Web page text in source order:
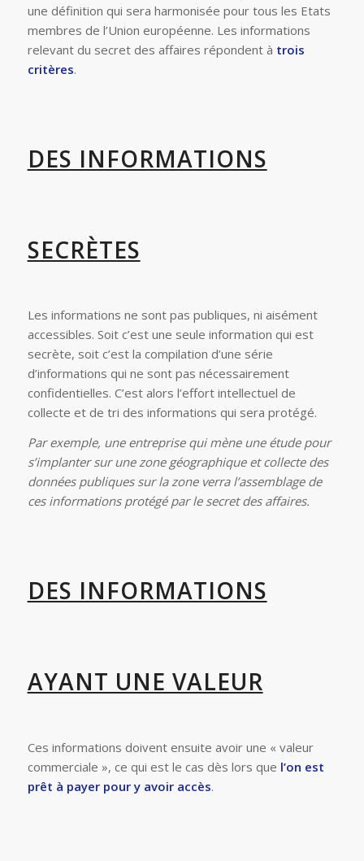
une définition qui sera harmonisée pour tous les Etats
membres de l’Union européenne. Les informations
relevant du secret des affaires répondent à trois
critères.
DES INFORMATIONS
SECRÈTES
Les informations ne sont pas publiques, ni aisément
accessibles. Soit c’est une seule information qui est
secrète, soit c’est la compilation d’une série
d’informations qui ne sont pas nécessairement
confidentielles. C’est alors l’effort intellectuel de
collecte et de tri des informations qui sera protégé.
Par exemple, une entreprise qui mène une étude pour
s’implanter sur une zone géographique et collecte des
données publiques sur la zone verra l’assemblage de
ces informations protégé par le secret des affaires.
DES INFORMATIONS
AYANT UNE VALEUR
Ces informations doivent ensuite avoir une « valeur
commerciale », ce qui est le cas dès lors que l’on est
prêt à payer pour y avoir accès.